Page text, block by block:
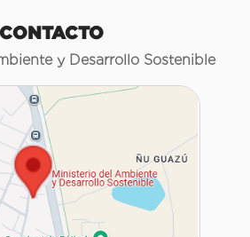
CONTACTO
y Desarrollo Sostenible